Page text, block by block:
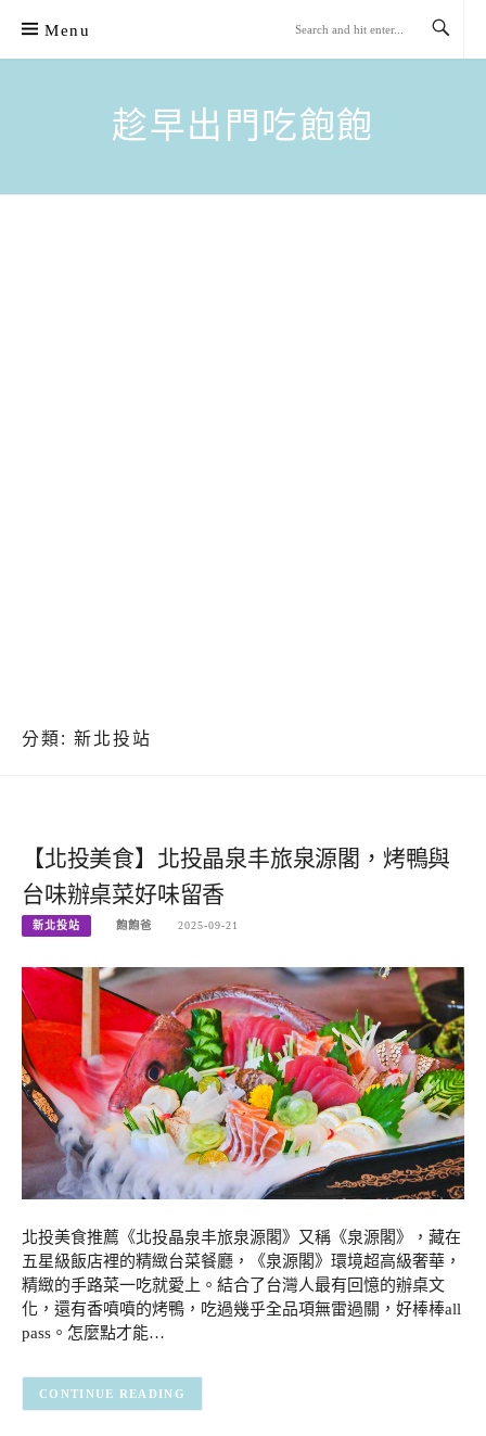
content
Menu
趁早出門吃飽飽
分類: 新北投站
【北投美食】北投晶泉丰旅泉源閣，烤鴨與
台味辦桌菜好味留香
新北投站 飽飽爸 2025-09-21
北投美食推薦《北投晶泉丰旅泉源閣》又稱《泉源閣》，藏在
五星級飯店裡的精緻台菜餐廳，《泉源閣》環境超高級奢華，
精緻的手路菜一吃就愛上。結合了台灣人最有回憶的辦桌文
化，還有香噴噴的烤鴨，吃過幾乎全品項無雷過關，好棒棒all
pass。怎麼點才能…
CONTINUE READING